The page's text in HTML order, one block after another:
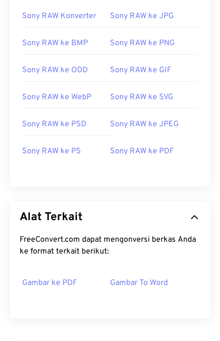
Sony RAW Konverter Sony RAW ke JPG
Sony RAW ke BMP Sony RAW ke PNG
Sony RAW ke ODD Sony RAW ke GIF
Sony RAW ke WebP Sony RAW ke SVG
Sony RAW ke PSD Sony RAW ke JPEG
Sony RAW ke PS Sony RAW ke PDF
Alat Terkait
FreeConvert.com dapat mengonversi berkas Anda
ke format terkait berikut:
Gambar ke PDF Gambar To Word